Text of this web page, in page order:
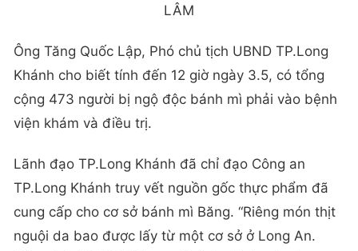
LÂM
Ông Tăng Quốc Lập, Phó chủ tịch UBND TP.Long
Khánh cho biết tính đến 12 giờ ngày 3.5, có tổng
cộng 473 người bị ngộ độc bánh mì phải vào bệnh
viện khám và điều trị.
Lãnh đạo TP.Long Khánh đã chỉ đạo Công an
TP.Long Khánh truy vết nguồn gốc thực phẩm đã
cung cấp cho cơ sở bánh mì Băng. “Riêng món thịt
nguội da bao được lấy từ một cơ sở ở Long An.